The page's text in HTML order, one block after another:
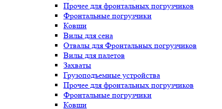
Прочее для фронтальных погрузчиков
Фронтальные погрузчики
Ковши
Вилы для сена
Отвалы для Фронтальных погрузчиков
Вилы для палетов
Захваты
Грузоподъемные устройства
Прочее для фронтальных погрузчиков
Фронтальные погрузчики
Ковши